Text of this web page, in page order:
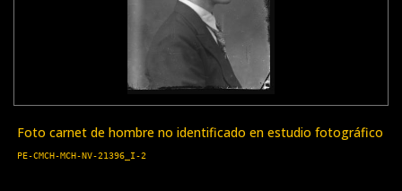
Foto carnet de hombre no identificado en estudio fotográfico
PE-CMCH-MCH-NV-21396_I-2